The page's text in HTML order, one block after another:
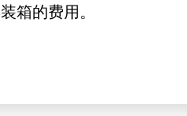
箱的费用。